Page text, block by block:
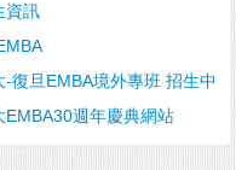
資訊
-復旦EMBA境外專班 招生中
EMBA30週年慶典網站